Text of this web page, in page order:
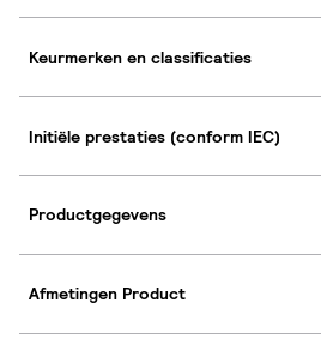
Keurmerken en classificaties
Initiële prestaties (conform IEC)
Productgegevens
Afmetingen Product